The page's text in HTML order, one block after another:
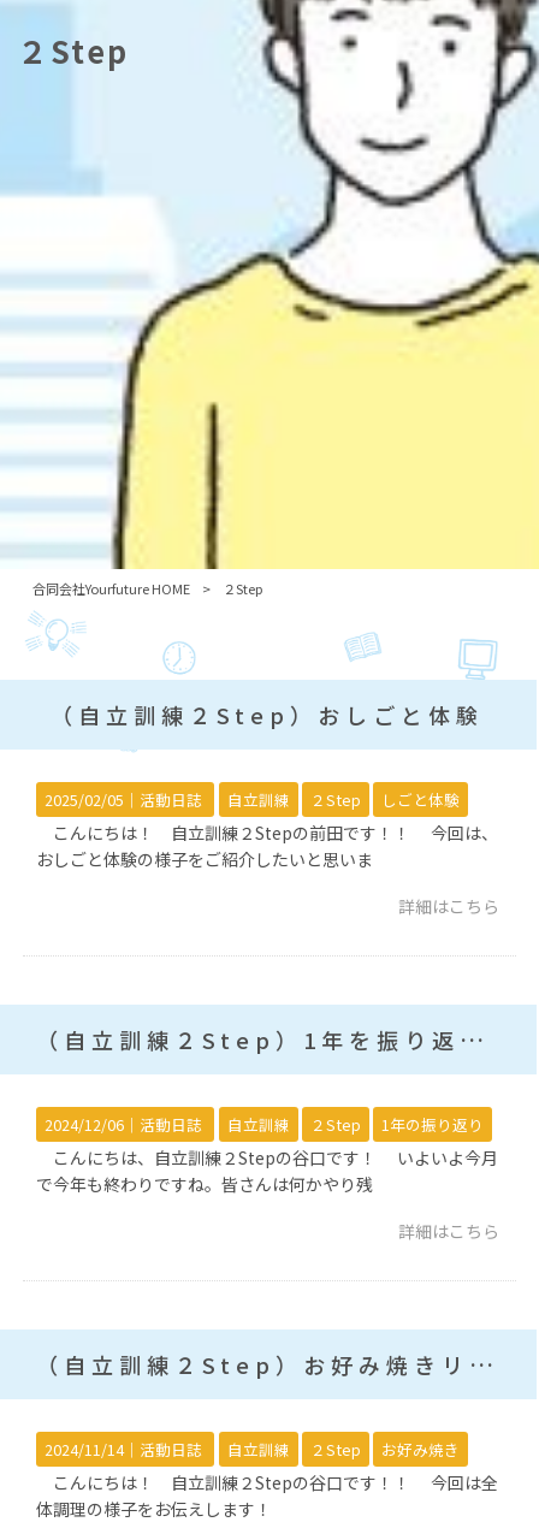
２Step
合同会社Yourfuture HOME > ２Step
（自立訓練２Step）おしごと体験
2025/02/05｜ 活動日誌 自立訓練 ２Step しごと体験
こんにちは！ 自立訓練２Stepの前田です！！ 今回は、
おしごと体験の様子をご紹介したいと思いま
詳細はこちら
（自立訓練２Step）1年を振り返って
2024/12/06｜ 活動日誌 自立訓練 ２Step 1年の振り返り
こんにちは、自立訓練２Stepの谷口です！ いよいよ今月
で今年も終わりですね。皆さんは何かやり残
詳細はこちら
（自立訓練２Step）お好み焼きリベンジ
2024/11/14｜ 活動日誌 自立訓練 ２Step お好み焼き
こんにちは！ 自立訓練２Stepの谷口です！！ 今回は全
体調理の様子をお伝えします！